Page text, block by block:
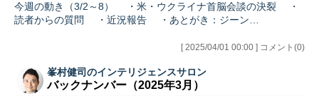
今週の動き（3/2～8） ・米・ウクライナ首脳会談の決裂 ・
読者からの質問 ・近況報告 ・あとがき：ジーン…
[ 2025/04/01 00:00 ] コメント(0)
峯村健司のインテリジェンスサロン
バックナンバー（2025年3月）